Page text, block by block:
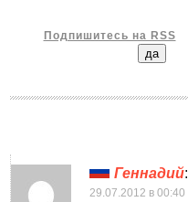
Подпишитесь на RSS
Геннадий:
29.07.2012 в 00:40